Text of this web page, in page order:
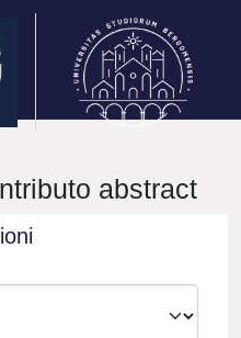
abstract